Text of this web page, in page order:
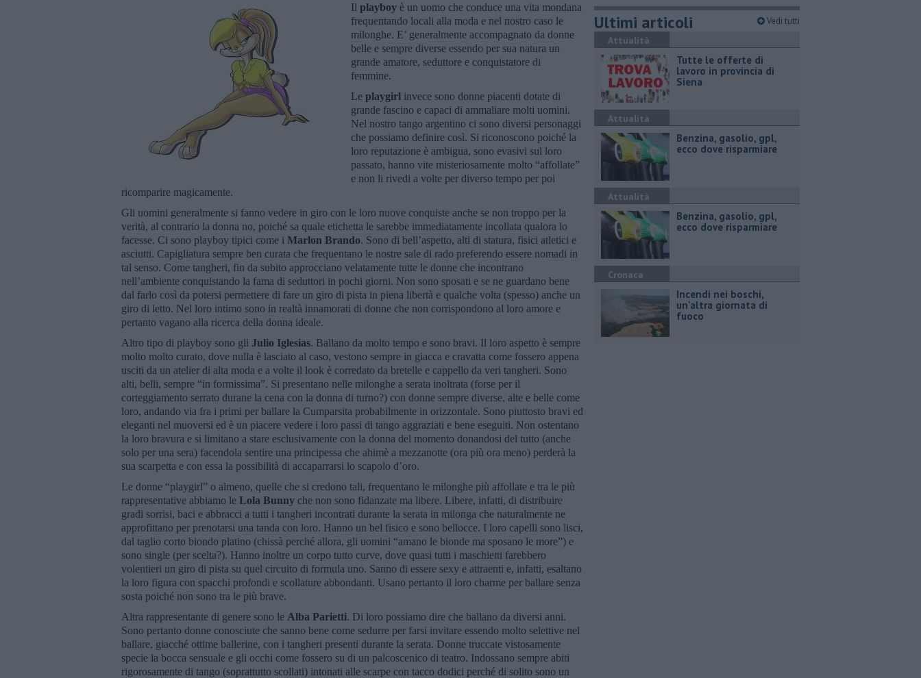
Il playboy è un uomo che conduce una vita mondana
frequentando locali alla moda e nel nostro caso le
milonghe. E’ generalmente accompagnato da donne
belle e sempre diverse essendo per sua natura un
grande amatore, seduttore e conquistatore di
femmine.
Le playgirl invece sono donne piacenti dotate di
grande fascino e capaci di ammaliare molti uomini.
Nel nostro tango argentino ci sono diversi personaggi
che possiamo definire così. Si riconoscono poiché la
loro reputazione è ambigua, sono evasivi sul loro
passato, hanno vite misteriosamente molto “affollate”
e non li rivedi a volte per diverso tempo per poi
ricomparire magicamente.
Gli uomini generalmente si fanno vedere in giro con le loro nuove conquiste anche se non troppo per la
verità, al contrario la donna no, poiché sa quale etichetta le sarebbe immediatamente incollata qualora lo
facesse. Ci sono playboy tipici come i Marlon Brando. Sono di bell’aspetto, alti di statura, fisici atletici e
asciutti. Capigliatura sempre ben curata che frequentano le nostre sale di rado preferendo essere nomadi in
tal senso. Come tangheri, fin da subito approcciano velatamente tutte le donne che incontrano
nell’ambiente conquistando la fama di seduttori in pochi giorni. Non sono sposati e se ne guardano bene
dal farlo così da potersi permettere di fare un giro di pista in piena libertà e qualche volta (spesso) anche un
giro di letto. Nel loro intimo sono in realtà innamorati di donne che non corrispondono al loro amore e
pertanto vagano alla ricerca della donna ideale.
Altro tipo di playboy sono gli Julio Iglesias. Ballano da molto tempo e sono bravi. Il loro aspetto è sempre
molto molto curato, dove nulla è lasciato al caso, vestono sempre in giacca e cravatta come fossero appena
usciti da un atelier di alta moda e a volte il look è corredato da bretelle e cappello da veri tangheri. Sono
alti, belli, sempre “in formissima”. Si presentano nelle milonghe a serata inoltrata (forse per il
corteggiamento serrato durane la cena con la donna di turno?) con donne sempre diverse, alte e belle come
loro, andando via fra i primi per ballare la Cumparsita probabilmente in orizzontale. Sono piuttosto bravi ed
eleganti nel muoversi ed è un piacere vedere i loro passi di tango aggraziati e bene eseguiti. Non ostentano
la loro bravura e si limitano a stare esclusivamente con la donna del momento donandosi del tutto (anche
solo per una sera) facendola sentire una principessa che ahimè a mezzanotte (ora più ora meno) perderà la
sua scarpetta e con essa la possibilità di accaparrarsi lo scapolo d’oro.
Le donne “playgirl” o almeno, quelle che si credono tali, frequentano le milonghe più affollate e tra le più
rappresentative abbiamo le Lola Bunny che non sono fidanzate ma libere. Libere, infatti, di distribuire
gradi sorrisi, baci e abbracci a tutti i tangheri incontrati durante la serata in milonga che naturalmente ne
approfittano per prenotarsi una tanda con loro. Hanno un bel fisico e sono bellocce. I loro capelli sono lisci,
dal taglio corto biondo platino (chissà perché allora, gli uomini “amano le bionde ma sposano le more”) e
sono single (per scelta?). Hanno inoltre un corpo tutto curve, dove quasi tutti i maschietti farebbero
volentieri un giro di pista su quel circuito di formula uno. Sanno di essere sexy e attraenti e, infatti, esaltano
la loro figura con spacchi profondi e scollature abbondanti. Usano pertanto il loro charme per ballare senza
sosta poiché non sono tra le più brave.
Altra rappresentante di genere sono le Alba Parietti. Di loro possiamo dire che ballano da diversi anni.
Sono pertanto donne conosciute che sanno bene come sedurre per farsi invitare essendo molto selettive nel
ballare, giacché ottime ballerine, con i tangheri presenti durante la serata. Donne truccate vistosamente
specie la bocca sensuale e gli occhi come fossero su di un palcoscenico di teatro. Indossano sempre abiti
rigorosamente di tango (soprattutto scollati) intonati alle scarpe con tacco dodici perché di solito sono un
Ultimi articoli Vedi tutti
Attualità
​Tutte le offerte di
lavoro in provincia di
Siena
Attualità
​Benzina, gasolio, gpl,
ecco dove risparmiare
Attualità
​Benzina, gasolio, gpl,
ecco dove risparmiare
Cronaca
Incendi nei boschi,
un'altra giornata di
fuoco